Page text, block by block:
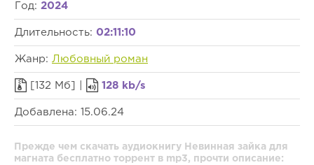
Год: 2024
Длительность: 02:11:10
Жанр: Любовный роман
[132 Мб] | 128 kb/s
Добавлена: 15.06.24
Прежде чем скачать аудиокнигу Невинная зайка для
магната бесплатно торрент в mp3, прочти описание: